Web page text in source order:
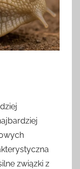
związki z